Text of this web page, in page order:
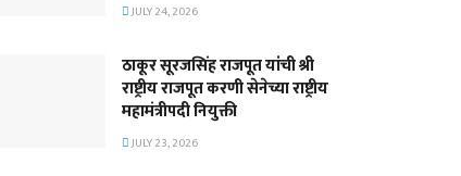
JULY 24, 2026
ठाकूर सूरजसिंह राजपूत यांची श्री
राष्ट्रीय राजपूत करणी सेनेच्या राष्ट्रीय
महामंत्रीपदी नियुक्ती
JULY 23, 2026